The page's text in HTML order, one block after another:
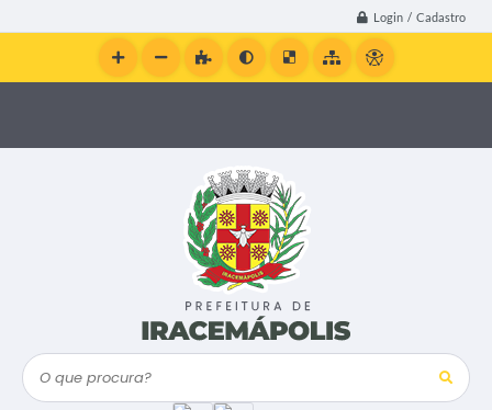
Login / Cadastro
O que procura?